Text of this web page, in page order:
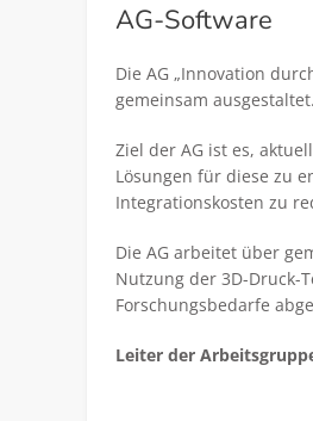
AG-Software
Die AG „Innovation
gemeinsam ausgestaltet.
Ziel der AG ist es,
Lösungen für diese zu
Integrationskosten zu
Die AG arbeitet über
Nutzung der 3D-Druck-
Forschungsbedarfe
Leiter der